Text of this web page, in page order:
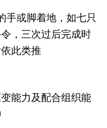
或脚着地，如七只
，三次过后完成时
此类推
能力及配合组织能